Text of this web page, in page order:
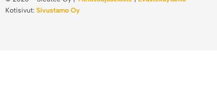
Kotisivut:Sivustamo Oy